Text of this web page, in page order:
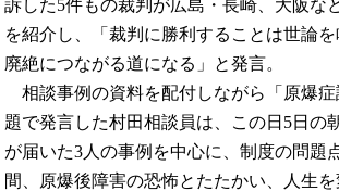
訴した5件もの裁判が広島・長崎、大阪な
を紹介し、「裁判に勝利することは世論
廃絶につながる道になる」と発言。
相談事例の資料を配付しながら「原爆症
題で発言した村田相談員は、この日5日の
が届いた3人の事例を中心に、制度の問題
間、原爆後障害の恐怖とたたかい、人生